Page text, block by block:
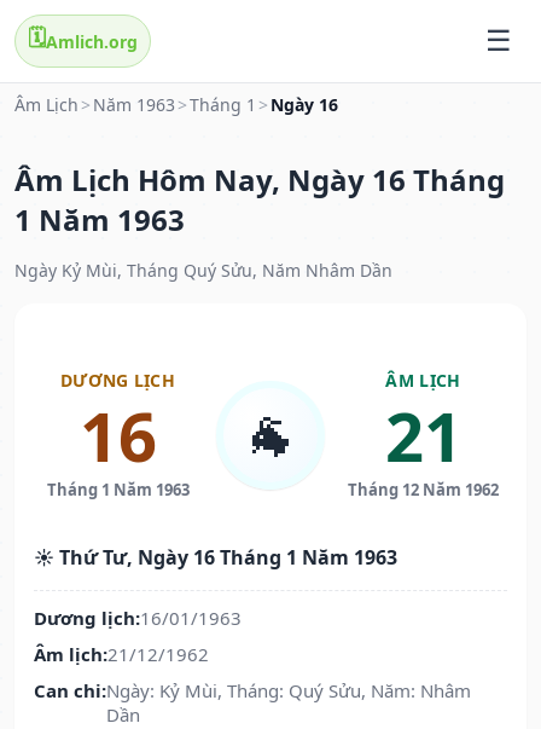
🗓️Amlich.org
Âm Lịch > Năm 1963 >Tháng 1 > Ngày 16
Âm Lịch Hôm Nay, Ngày 16 Tháng
1 Năm 1963
Ngày Kỷ Mùi, Tháng Quý Sửu, Năm Nhâm Dần
DƯƠNG LỊCH
16
Tháng 1 Năm 1963
🐐
ÂM LỊCH
21
Tháng 12 Năm 1962
☀️ Thứ Tư, Ngày 16 Tháng 1 Năm 1963
Dương lịch:16/01/1963
Âm lịch:21/12/1962
Can chi:Ngày: Kỷ Mùi, Tháng: Quý Sửu, Năm: Nhâm
Dần